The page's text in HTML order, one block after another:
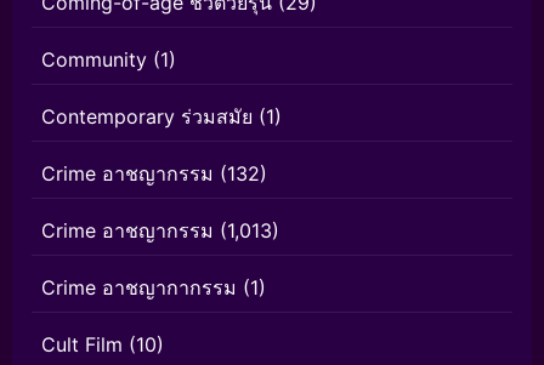
Community (1)
Contemporary ร่วมสมัย (1)
Crime อาชญากรรม (132)
Crime อาชญากรรม (1,013)
Crime อาชญากากรรม (1)
Cult Film (10)